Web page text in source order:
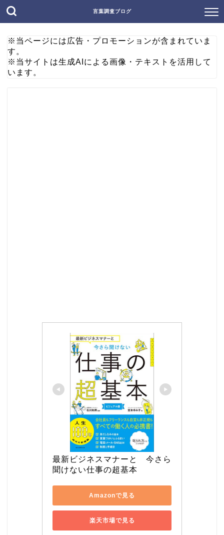
言葉調査ブログ
※当ページには広告・プロモーションが含まれていま
す。
※当サイトは生成AIによる画像・テキストを活用して
います。
最新ビジネスマナーと　今さら
聞けない仕事の超基本
Amazonで見る
楽天市場で見る